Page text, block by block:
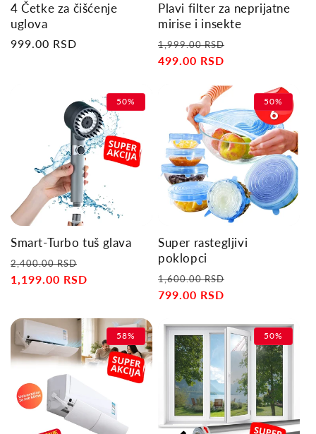
4 Četke za čišćenje
uglova
Regular
999.00 RSD
Plavi filter za neprijatne
mirise i insekte
Regular
price
1,999.00 RSD
499.00 RSD
50%
Smart-Turbo tuš glava
Regular
price
2,400.00 RSD
price
1,199.00 RSD
50%
Super rastegljivi
poklopci
Regular
price
1,600.00 RSD
799.00 RSD
58% 50%